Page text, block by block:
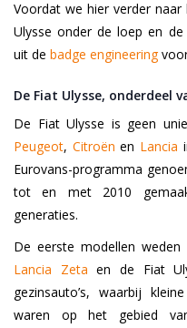
Voordat we hier verder
Ulysse onder de loep en
uit de badge engineering
De Fiat Ulysse, onderdeel
De Fiat Ulysse is geen
Peugeot, Citroën en Lancia
Eurovans-programma
tot en met 2010
generaties.
De eerste modellen
Lancia Zeta en de Fiat
gezinsauto’s, waarbij
waren op het gebied